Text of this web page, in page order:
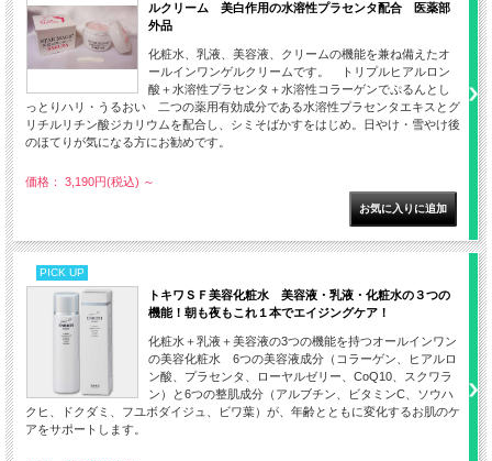
ルクリーム 美白作用の水溶性プラセンタ配合 医薬部
外品
化粧水、乳液、美容液、クリームの機能を兼ね備えたオ
ールインワンゲルクリームです。 トリプルヒアルロン
酸＋水溶性プラセンタ＋水溶性コラーゲンでぷるんとし
っとりハリ・うるおい 二つの薬用有効成分である水溶性プラセンタエキスとグ
リチルリチン酸ジカリウムを配合し、シミそばかすをはじめ。日やけ・雪やけ後
のほてりが気になる方にお勧めです。
価格： 3,190円(税込) ～
PICK UP
トキワＳＦ美容化粧水 美容液・乳液・化粧水の３つの
機能！朝も夜もこれ１本でエイジングケア！
化粧水＋乳液＋美容液の3つの機能を持つオールインワン
の美容化粧水 6つの美容液成分（コラーゲン、ヒアルロ
ン酸、プラセンタ、ローヤルゼリー、CoQ10、スクワラ
ン）と6つの整肌成分（アルブチン、ビタミンC、ソウハ
クヒ、ドクダミ、フユボダイジュ、ビワ葉）が、年齢とともに変化するお肌のケ
アをサポートします。